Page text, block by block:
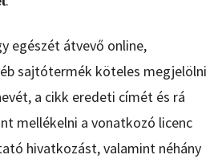
egészét átvevő online,
sajtótermék köteles megjelölni
a cikk eredeti címét és rá
mellékelni a vonatkozó licenc
hivatkozást, valamint néhány